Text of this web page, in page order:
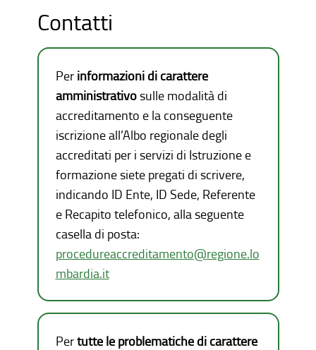
Contatti
Per informazioni di carattere
amministrativosulle modalità di
accreditamento e la conseguente
iscrizione all’Albo regionale degli
accreditati per i servizi di Istruzione e
formazione siete pregati di scrivere,
indicando ID Ente, ID Sede, Referente
e Recapito telefonico, alla seguente
casella di posta:
procedureaccreditamento@regione.lo
mbardia.it
Pertutte le problematiche di carattere